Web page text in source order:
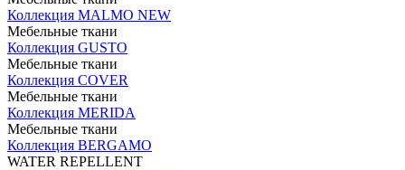
Коллекция MALMO NEW
Мебельные ткани
Коллекция GUSTO
Мебельные ткани
Коллекция COVER
Мебельные ткани
Коллекция MERIDA
Мебельные ткани
Коллекция BERGAMO
WATER REPELLENT